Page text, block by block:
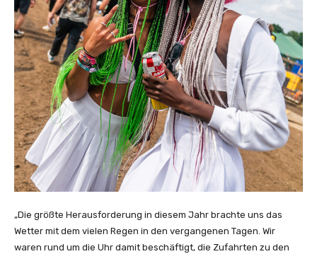
„Die größte Herausforderung in diesem Jahr brachte uns das
Wetter mit dem vielen Regen in den vergangenen Tagen. Wir
waren rund um die Uhr damit beschäftigt, die Zufahrten zu den